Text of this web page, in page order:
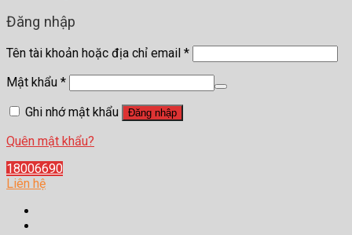
Đăng nhập
Tên tài khoản hoặc địa chỉ email *
Mật khẩu *
Ghi nhớ mật khẩu
Đăng nhập
Quên mật khẩu?
18006690
Liên hệ